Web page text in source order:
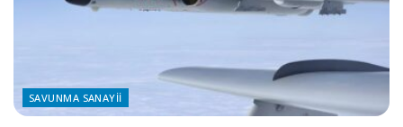
SAVUNMA SANAYII